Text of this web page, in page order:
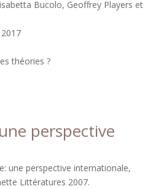
Bucolo, Geoffrey Players et
théories ?
perspective
une perspective internationale,
Littératures 2007.